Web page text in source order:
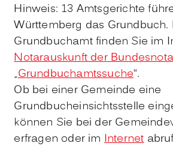
Hinweis: 13 Amtsgerichte
Württemberg das Grundbuch.
Grundbuchamt finden Sie im
Notarauskunft der
„Grundbuchamtssuche“.
Ob bei einer Gemeinde eine
Grundbucheinsichtsstelle
können Sie bei der
erfragen oder imInternet